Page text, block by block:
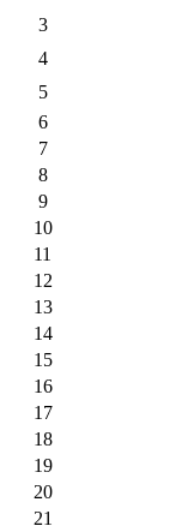
3
4
5
6
7
8
9
10
11
12
13
14
15
16
17
18
19
20
21